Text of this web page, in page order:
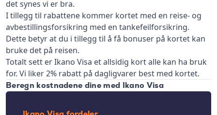
det synes vi er bra.
I tillegg til rabattene kommer kortet med en reise- og
avbestillingsforsikring med en tankefeilforsikring.
Dette betyr at du i tillegg til å få bonuser på kortet kan
bruke det på reisen.
Totalt sett er Ikano Visa et allsidig kort alle kan ha bruk
for. Vi liker 2% rabatt på dagligvarer best med kortet.
Beregn kostnadene dine med Ikano Visa